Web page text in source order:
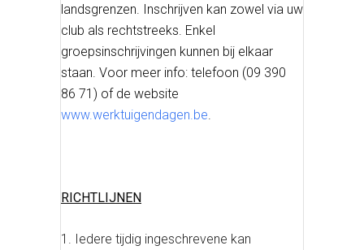
landsgrenzen. Inschrijven kan zowel via uw
club als rechtstreeks. Enkel
groepsinschrijvingen kunnen bij elkaar
staan. Voor meer info: telefoon (09 390
86 71) of de website
www.werktuigendagen.be
RICHTLIJNEN
Iedere tijdig ingeschrevene kan